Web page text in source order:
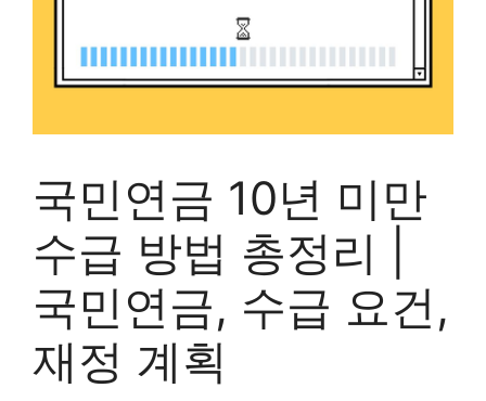
국민연금 10년 미만
수급 방법 총정리 |
국민연금, 수급 요건,
재정 계획